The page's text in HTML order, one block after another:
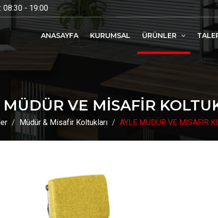
- 19:00
ANASAYFA KURUMSAL ÜRÜNLER
MÜDÜR VE MİSAFİR
Müdür & Misafir Koltukları AYLE MÜDÜR VE MİSAFİR